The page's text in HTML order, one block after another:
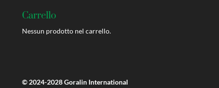
Carrello
Nessun prodotto nel carrello.
© 2024-2028 Goralin International